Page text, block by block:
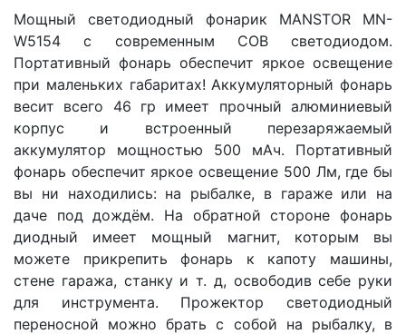
Мощный светодиодный фонарик MANSTOR MN-
W5154 с современным COB светодиодом.
Портативный фонарь обеспечит яркое освещение
при маленьких габаритах! Аккумуляторный фонарь
весит всего 46 гр имеет прочный алюминиевый
корпус и встроенный перезаряжаемый
аккумулятор мощностью 500 мАч. Портативный
фонарь обеспечит яркое освещение 500 Лм, где бы
вы ни находились: на рыбалке, в гараже или на
даче под дождём. На обратной стороне фонарь
диодный имеет мощный магнит, которым вы
можете прикрепить фонарь к капоту машины,
стене гаража, станку и т. д, освободив себе руки
для инструмента. Прожектор светодиодный
переносной можно брать с собой на рыбалку, в